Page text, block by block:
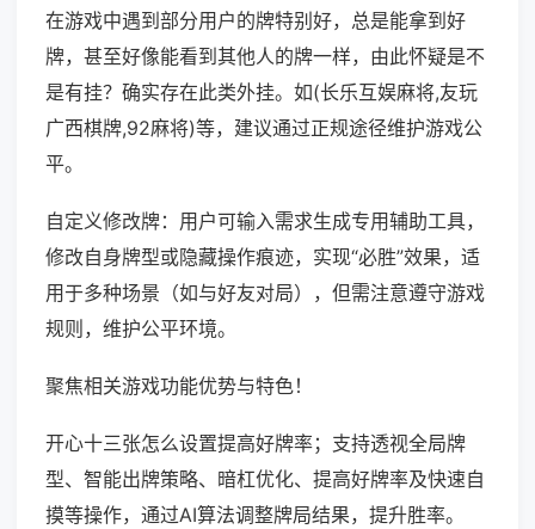
在游戏中遇到部分用户的牌特别好，总是能拿到好
牌，甚至好像能看到其他人的牌一样，由此怀疑是不
是有挂？确实存在此类外挂。如(长乐互娱麻将,友玩
广西棋牌,92麻将)等，建议通过正规途径维护游戏公
平。
自定义修改牌：用户可输入需求生成专用辅助工具，
修改自身牌型或隐藏操作痕迹，实现“必胜”效果，适
用于多种场景（如与好友对局），但需注意遵守游戏
规则，维护公平环境。
聚焦相关游戏功能优势与特色！
开心十三张怎么设置提高好牌率；支持透视全局牌
型、智能出牌策略、暗杠优化、提高好牌率及快速自
摸等操作，通过AI算法调整牌局结果，提升胜率。